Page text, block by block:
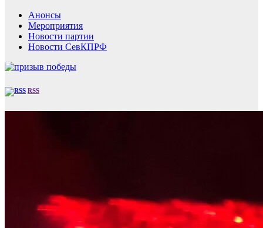
Анонсы
Мероприятия
Новости партии
Новости СевКПРФ
RSS